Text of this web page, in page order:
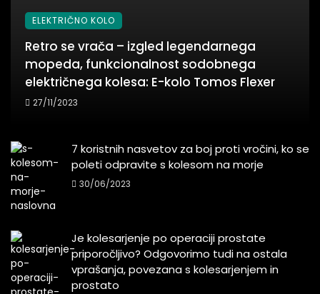
ELEKTRIČNO KOLO
Retro se vrača – izgled legendarnega
mopeda, funkcionalnost sodobnega
električnega kolesa: E-kolo Tomos Flexer
27/11/2023
7 koristnih nasvetov za boj proti vročini, ko se
poleti odpravite s kolesom na morje
30/06/2023
Je kolesarjenje po operaciji prostate
priporočljivo? Odgovorimo tudi na ostala
vprašanja, povezana s kolesarjenjem in
prostato